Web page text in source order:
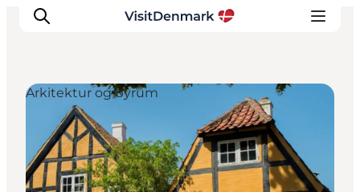
Inspirasjon
Reisemål
Aktiviteter
Arkitektur og byrum